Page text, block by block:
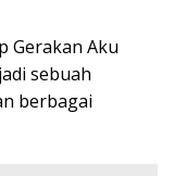
Gerakan Aku
sebuah
berbagai